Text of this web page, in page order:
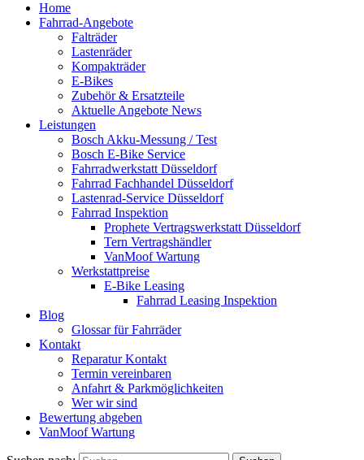
Home
Fahrrad-Angebote
Falträder
Lastenräder
Kompakträder
E-Bikes
Zubehör & Ersatzteile
Aktuelle Angebote News
Leistungen
Bosch Akku-Messung / Test
Bosch E-Bike Service
Fahrradwerkstatt Düsseldorf
Fahrrad Fachhandel Düsseldorf
Lastenrad-Service Düsseldorf
Fahrrad Inspektion
Prophete Vertragswerkstatt Düsseldorf
Tern Vertragshändler
VanMoof Wartung
Werkstattpreise
E-Bike Leasing
Fahrrad Leasing Inspektion
Blog
Glossar für Fahrräder
Kontakt
Reparatur Kontakt
Termin vereinbaren
Anfahrt & Parkmöglichkeiten
Wer wir sind
Bewertung abgeben
VanMoof Wartung